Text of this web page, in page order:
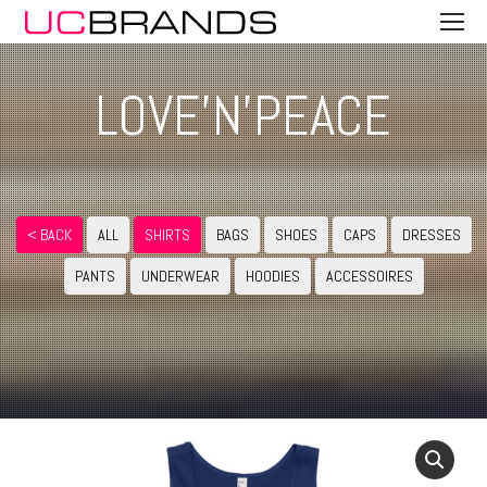
LOVE'N'PEACE
< BACK ALL SHIRTS BAGS SHOES CAPS DRESSES
PANTS UNDERWEAR HOODIES ACCESSOIRES